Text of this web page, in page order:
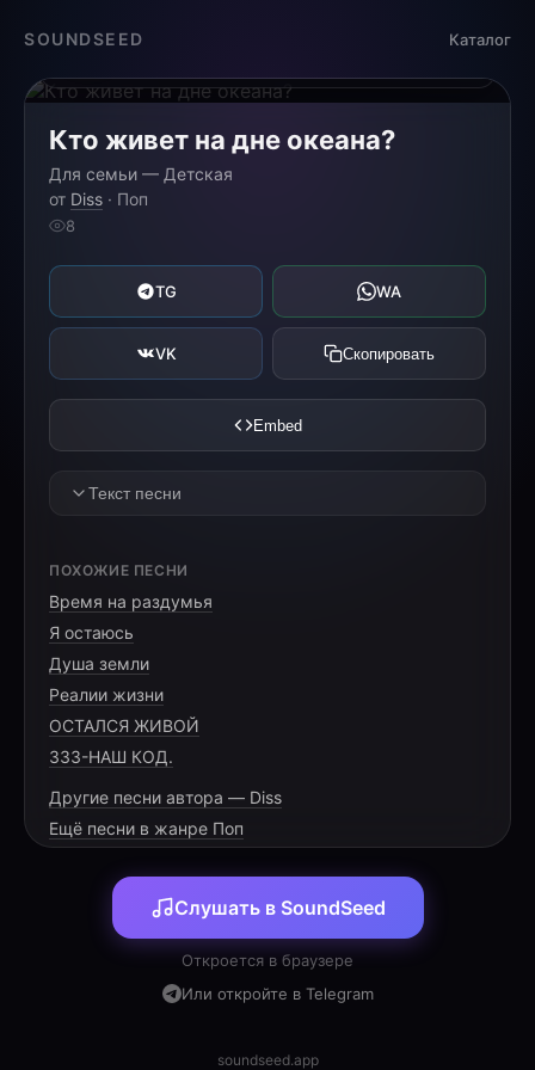
SOUNDSEED Каталог
Кто живет на дне океана?
Для семьи — Детская
от Diss · Поп
8
TG WA
VK Скопировать
Embed
Текст песни
[VERSE 1]
Кто живёт за стеклом в моём гетто-пруду?
Там лягушки-демоны кличут беду!
Квакают так, будто бездна зовёт,
А самец после секса как царь оживёт.
Лень — их девиз, равновесье — отстой,
Тащат кусты, чтобы жрать под водой!
Лежат на диване из мха и травы,
ПОХОЖИЕ ПЕСНИ
Время на раздумья
Я остаюсь
Душа земли
Реалии жизни
ОСТАЛСЯ ЖИВОЙ
333-НАШ КОД.
Другие песни автора — Diss
Ещё песни в жанре Поп
Слушать в SoundSeed
Откроется в браузере
Или откройте в Telegram
soundseed.app